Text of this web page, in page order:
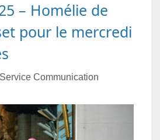
– Homélie de
pour le mercredi
Service Communication